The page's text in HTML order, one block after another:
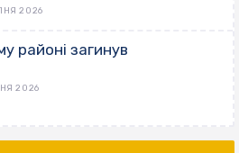
2026
районі загинув
2026